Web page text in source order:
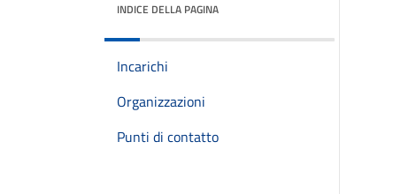
INDICE DELLA PAGINA
Incarichi
Organizzazioni
Punti di contatto